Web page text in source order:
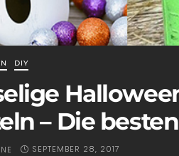
DIY
– Die
SEPTEMBER 28, 2017